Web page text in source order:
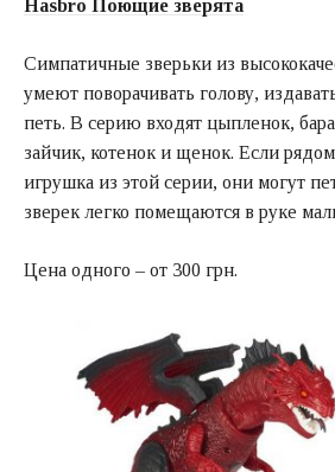
Hasbro Поющие зверята
Симпатичные зверьки из
умеют поворачивать голову,
петь. В серию входят цыпленок,
зайчик, котенок и щенок. Если
игрушка из этой серии, они могут
зверек легко помещаются в руке
Цена одного – от 300 грн.